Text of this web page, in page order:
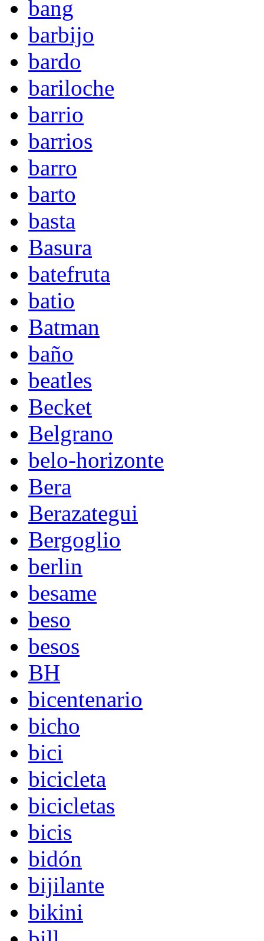
bang
barbijo
bardo
bariloche
barrio
barrios
barro
barto
basta
Basura
batefruta
batio
Batman
baño
beatles
Becket
Belgrano
belo-horizonte
Bera
Berazategui
Bergoglio
berlin
besame
beso
besos
BH
bicentenario
bicho
bici
bicicleta
bicicletas
bicis
bidón
bijilante
bikini